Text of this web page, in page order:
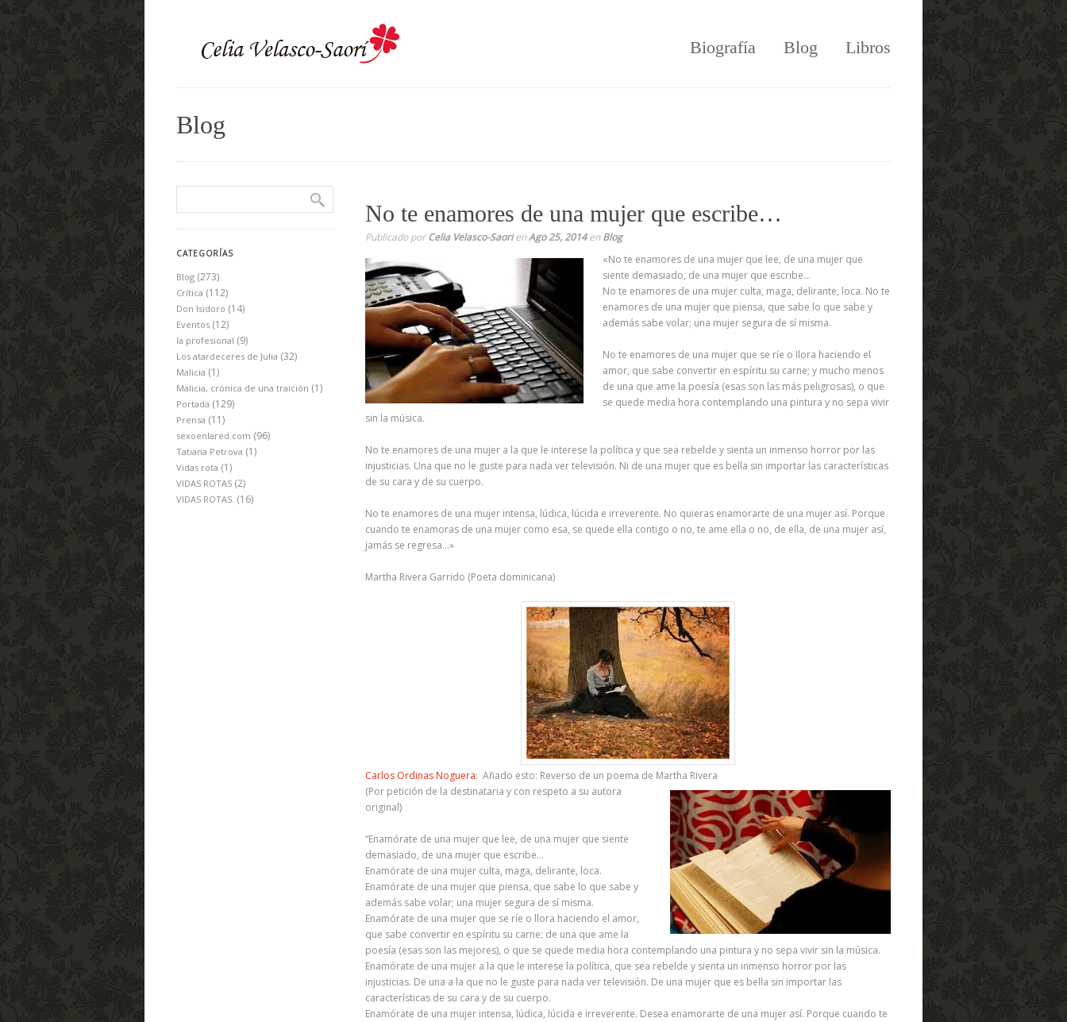
Biografía Blog Libros
Blog
No te enamores de una mujer que escribe…
Publicado porCelia Velasco-SaorienAgo 25, 2014enBlog
«No te enamores de una mujer que lee, de una mujer que
siente demasiado, de una mujer que escribe…
No te enamores de una mujer culta, maga, delirante, loca. No te
enamores de una mujer que piensa, que sabe lo que sabe y
además sabe volar; una mujer segura de sí misma.
No te enamores de una mujer que se ríe o llora haciendo el
amor, que sabe convertir en espíritu su carne; y mucho menos
de una que ame la poesía (esas son las más peligrosas), o que
se quede media hora contemplando una pintura y no sepa vivir
sin la música.
No te enamores de una mujer a la que le interese la política y que sea rebelde y sienta un inmenso horror por las
injusticias. Una que no le guste para nada ver televisión. Ni de una mujer que es bella sin importar las características
de su cara y de su cuerpo.
No te enamores de una mujer intensa, lúdica, lúcida e irreverente. No quieras enamorarte de una mujer así. Porque
cuando te enamoras de una mujer como esa, se quede ella contigo o no, te ame ella o no, de ella, de una mujer así,
jamás se regresa…»
Martha Rivera Garrido (Poeta dominicana)
Carlos Ordinas Noguera: Añado esto: Reverso de un poema de Martha Rivera
(Por petición de la destinataria y con respeto a su autora
original)
“Enamórate de una mujer que lee, de una mujer que siente
demasiado, de una mujer que escribe…
Enamórate de una mujer culta, maga, delirante, loca.
Enamórate de una mujer que piensa, que sabe lo que sabe y
además sabe volar; una mujer segura de sí misma.
Enamórate de una mujer que se ríe o llora haciendo el amor,
que sabe convertir en espíritu su carne; de una que ame la
poesía (esas son las mejores), o que se quede media hora contemplando una pintura y no sepa vivir sin la música.
Enamórate de una mujer a la que le interese la política, que sea rebelde y sienta un inmenso horror por las
injusticias. De una a la que no le guste para nada ver televisión. De una mujer que es bella sin importar las
características de su cara y de su cuerpo.
Enamórate de una mujer intensa, lúdica, lúcida e irreverente. Desea enamorarte de una mujer así. Porque cuando te
CATEGORÍAS
Blog (273)
Crítica (112)
Don Isidoro (14)
Eventos (12)
la profesional (9)
Los atardeceres de Julia (32)
Malicia (1)
Malicia, crónica de una traición (1)
Portada (129)
Prensa (11)
sexoenlared.com (96)
Tatiana Petrova (1)
Vidas rota (1)
VIDAS ROTAS (2)
VIDAS ROTAS. (16)